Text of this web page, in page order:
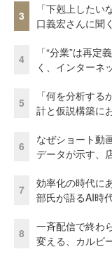
3
「下剋上した
口義宏さんに聞
4
「“分業”は再
く、インターネ
5
「何を分析す
計と仮説構築に
6
なぜショート動
データが示す、
7
効率化の時代に
部氏が語るAI時
8
一斉配信で終わ
変える、カルビ